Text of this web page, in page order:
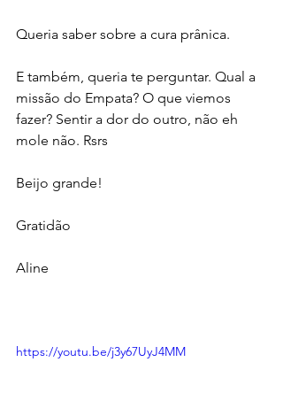
Queria saber sobre a cura prânica.
E também, queria te perguntar. Qual a
missão do Empata? O que viemos
fazer? Sentir a dor do outro, não eh
mole não. Rsrs
Beijo grande!
Gratidão
Aline
https://youtu.be/j3y67UyJ4MM